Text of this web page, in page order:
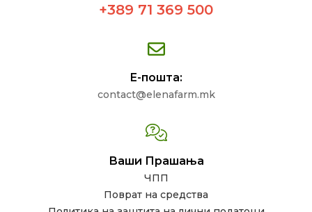
+389 71 369 500
Е-пошта:
contact@elenafarm.mk
Ваши Прашања
ЧПП
Поврат на средства